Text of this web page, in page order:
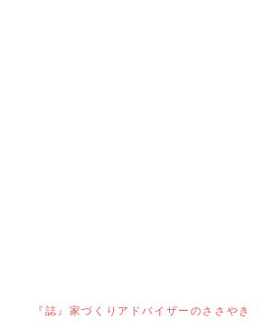
『誌』家づくりアドバイザーのささやき